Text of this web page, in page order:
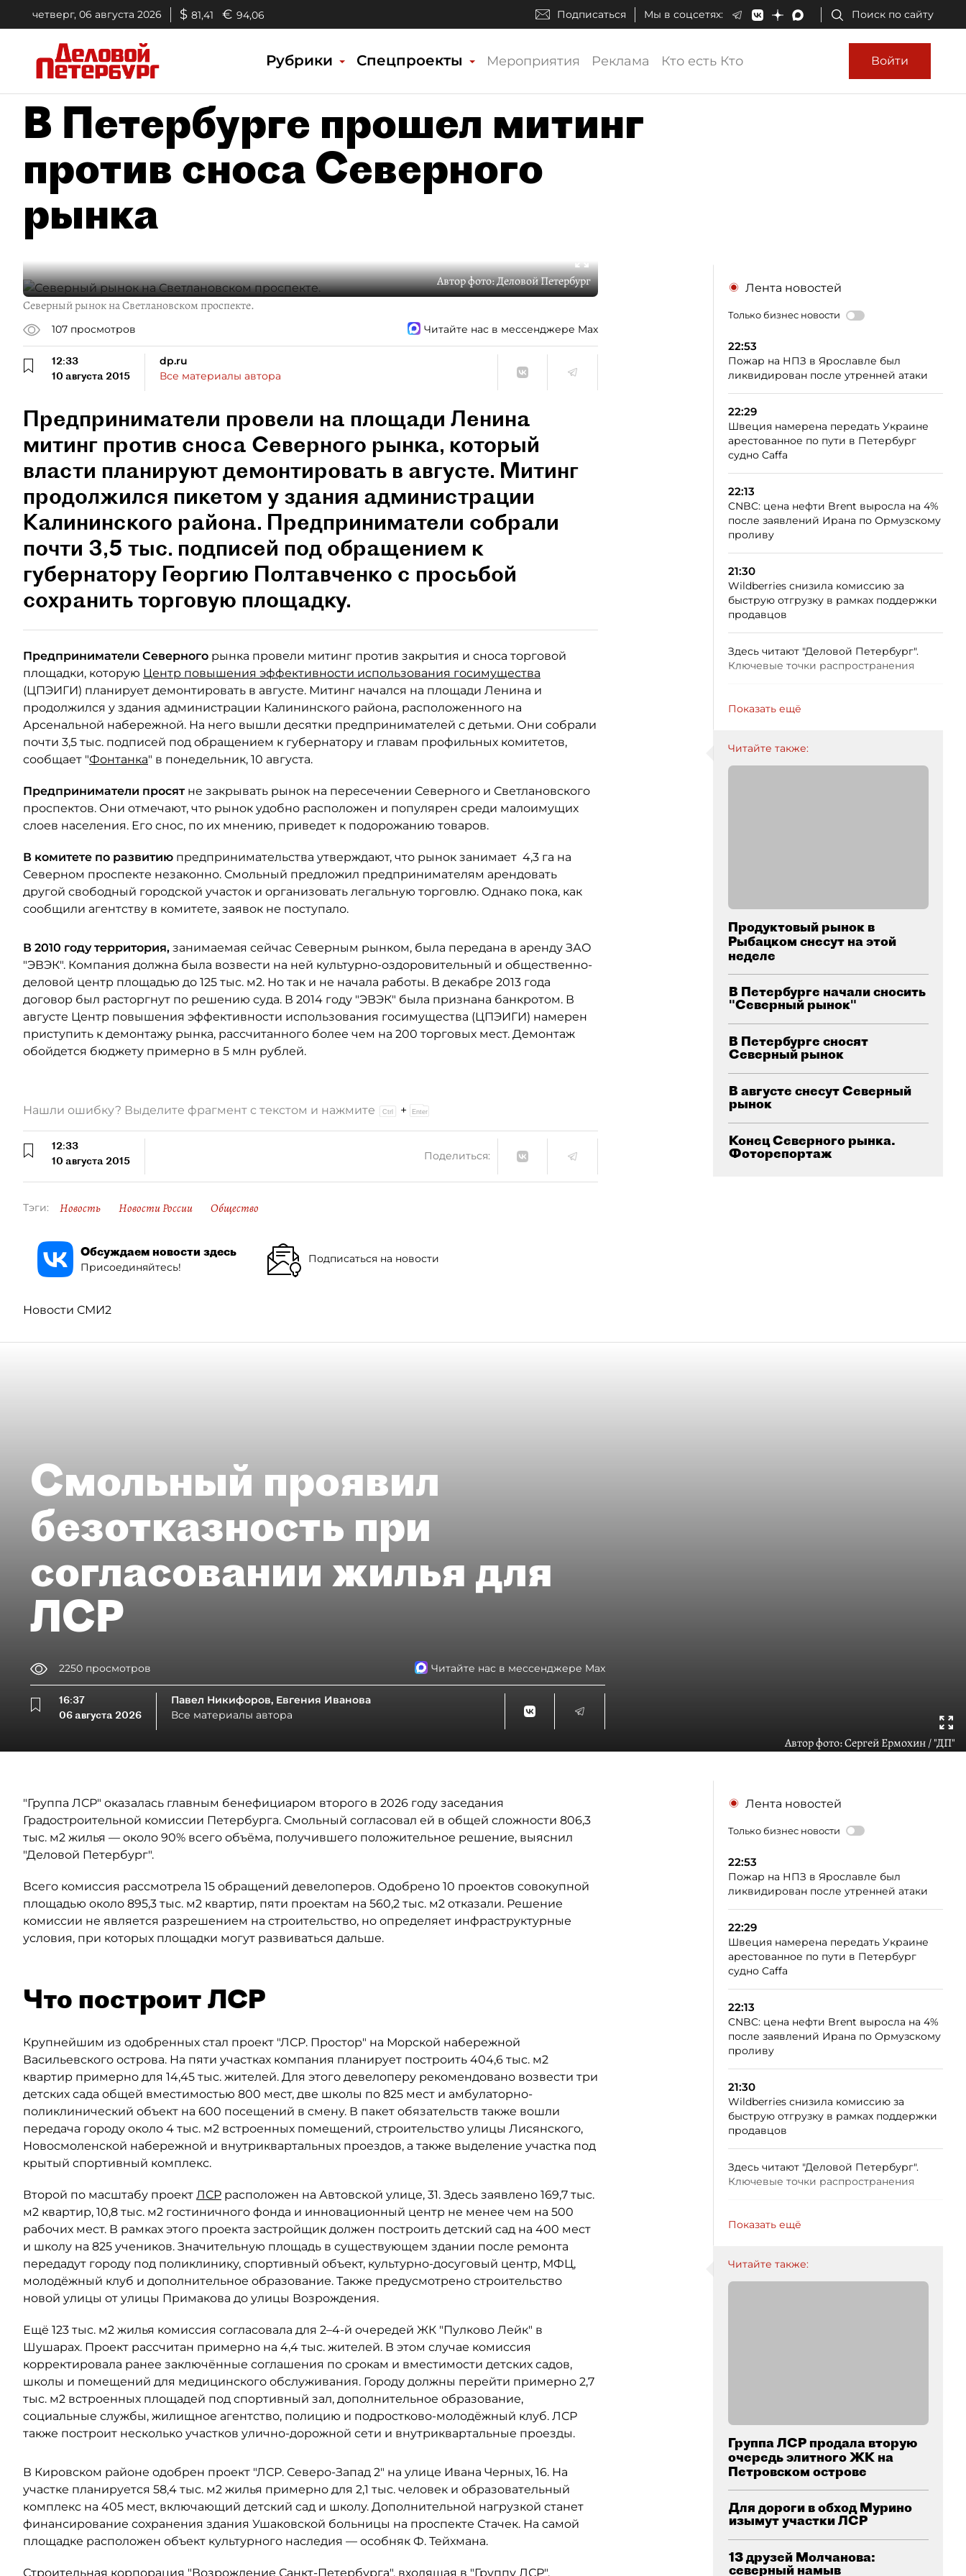
четверг, 06 августа 2026 $ 81,41 € 94,06 Подписаться Мы в соцсетях: Поиск по сайту
Рубрики Спецпроекты Мероприятия Реклама Кто есть Кто Войти
В Петербурге прошел митинг
против сноса Северного
рынка
Автор фото:Деловой Петербург
Северный рынок на Светлановском проспекте.
107 просмотров Читайте нас в мессенджере Max
12:33
10 августа 2015
dp.ru
Все материалы автора
Предприниматели провели на площади Ленина
митинг против сноса Северного рынка, который
власти планируют демонтировать в августе. Митинг
продолжился пикетом у здания администрации
Калининского района. Предприниматели собрали
почти 3,5 тыс. подписей под обращением к
губернатору Георгию Полтавченко с просьбой
сохранить торговую площадку.
Предприниматели Северного рынка провели митинг против закрытия и сноса торговой
площадки, которую Центр повышения эффективности использования госимущества
(ЦПЭИГИ) планирует демонтировать в августе. Митинг начался на площади Ленина и
продолжился у здания администрации Калининского района, расположенного на
Арсенальной набережной. На него вышли десятки предпринимателей с детьми. Они собрали
почти 3,5 тыс. подписей под обращением к губернатору и главам профильных комитетов,
сообщает "Фонтанка" в понедельник, 10 августа.
Предприниматели просятне закрывать рынок на пересечении Северного и Светлановского
проспектов. Они отмечают, что рынок удобно расположен и популярен среди малоимущих
слоев населения. Его снос, по их мнению, приведет к подорожанию товаров.
В комитете по развитию предпринимательства утверждают, что рынок занимает 4,3 га на
Северном проспекте незаконно. Смольный предложил предпринимателям арендовать
другой свободный городской участок и организовать легальную торговлю. Однако пока, как
сообщили агентству в комитете, заявок не поступало.
В 2010 году территория, занимаемая сейчас Северным рынком, была передана в аренду ЗАО
"ЭВЭК". Компания должна была возвести на ней культурно-оздоровительный и общественно-
деловой центр площадью до 125 тыс. м2. Но так и не начала работы. В декабре 2013 года
договор был расторгнут по решению суда. В 2014 году "ЭВЭК" была признана банкротом. В
августе Центр повышения эффективности использования госимущества (ЦПЭИГИ) намерен
приступить к демонтажу рынка, рассчитанного более чем на 200 торговых мест. Демонтаж
обойдется бюджету примерно в 5 млн рублей.
Лента новостей
Только бизнес новости
22:53
Пожар на НПЗ в Ярославле был
ликвидирован после утренней атаки
22:29
Швеция намерена передать Украине
арестованное по пути в Петербург
судно Caffa
22:13
CNBC: цена нефти Brent выросла на 4%
после заявлений Ирана по Ормузскому
проливу
21:30
Wildberries снизила комиссию за
быструю отгрузку в рамках поддержки
продавцов
Здесь читают "Деловой Петербург".
Ключевые точки распространения
Показать ещё
Читайте также:
Продуктовый рынок в
Рыбацком снесут на этой
неделе
В Петербурге начали сносить
"Северный рынок"
В Петербурге сносят
Северный рынок
В августе снесут Северный
рынок
Конец Северного рынка.
Фоторепортаж
Нашли ошибку? Выделите фрагмент с текстом и нажмите +
12:33
10 августа 2015
Поделиться:
Тэги: Новость Новости России Общество
Обсуждаем новости здесь
Присоединяйтесь!
Подписаться на новости
Новости СМИ2
Смольный проявил
безотказность при
согласовании жилья для
ЛСР
2250 просмотров Читайте нас в мессенджере Max
16:37
06 августа 2026
Павел Никифоров, Евгения Иванова
Все материалы автора
Автор фото:Сергей Ермохин / "ДП"
"Группа ЛСР" оказалась главным бенефициаром второго в 2026 году заседания
Градостроительной комиссии Петербурга. Смольный согласовал ей в общей сложности 806,3
тыс. м2 жилья — около 90% всего объёма, получившего положительное решение, выяснил
"Деловой Петербург".
Всего комиссия рассмотрела 15 обращений девелоперов. Одобрено 10 проектов совокупной
площадью около 895,3 тыс. м2 квартир, пяти проектам на 560,2 тыс. м2 отказали. Решение
комиссии не является разрешением на строительство, но определяет инфраструктурные
условия, при которых площадки могут развиваться дальше.
Что построит ЛСР
Крупнейшим из одобренных стал проект "ЛСР. Простор" на Морской набережной
Васильевского острова. На пяти участках компания планирует построить 404,6 тыс. м2
квартир примерно для 14,45 тыс. жителей. Для этого девелоперу рекомендовано возвести три
детских сада общей вместимостью 800 мест, две школы по 825 мест и амбулаторно-
поликлинический объект на 600 посещений в смену. В пакет обязательств также вошли
передача городу около 4 тыс. м2 встроенных помещений, строительство улицы Лисянского,
Новосмоленской набережной и внутриквартальных проездов, а также выделение участка под
крытый спортивный комплекс.
Второй по масштабу проект ЛСР расположен на Автовской улице, 31. Здесь заявлено 169,7 тыс.
м2 квартир, 10,8 тыс. м2 гостиничного фонда и инновационный центр не менее чем на 500
рабочих мест. В рамках этого проекта застройщик должен построить детский сад на 400 мест
и школу на 825 учеников. Значительную площадь в существующем здании после ремонта
передадут городу под поликлинику, спортивный объект, культурно-досуговый центр, МФЦ,
молодёжный клуб и дополнительное образование. Также предусмотрено строительство
новой улицы от улицы Примакова до улицы Возрождения.
Ещё 123 тыс. м2 жилья комиссия согласовала для 2–4-й очередей ЖК "Пулково Лейк" в
Шушарах. Проект рассчитан примерно на 4,4 тыс. жителей. В этом случае комиссия
корректировала ранее заключённые соглашения по срокам и вместимости детских садов,
школы и помещений для медицинского обслуживания. Городу должны перейти примерно 2,7
тыс. м2 встроенных площадей под спортивный зал, дополнительное образование,
социальные службы, жилищное агентство, полицию и подростково-молодёжный клуб. ЛСР
также построит несколько участков улично-дорожной сети и внутриквартальные проезды.
В Кировском районе одобрен проект "ЛСР. Северо-Запад 2" на улице Ивана Черных, 16. На
участке планируется 58,4 тыс. м2 жилья примерно для 2,1 тыс. человек и образовательный
комплекс на 405 мест, включающий детский сад и школу. Дополнительной нагрузкой станет
финансирование сохранения здания Ушаковской больницы на проспекте Стачек. На самой
площадке расположен объект культурного наследия — особняк Ф. Тейхмана.
Строительная корпорация "Возрождение Санкт-Петербурга", входящая в "Группу ЛСР",
Лента новостей
Только бизнес новости
22:53
Пожар на НПЗ в Ярославле был
ликвидирован после утренней атаки
22:29
Швеция намерена передать Украине
арестованное по пути в Петербург
судно Caffa
22:13
CNBC: цена нефти Brent выросла на 4%
после заявлений Ирана по Ормузскому
проливу
21:30
Wildberries снизила комиссию за
быструю отгрузку в рамках поддержки
продавцов
Здесь читают "Деловой Петербург".
Ключевые точки распространения
Показать ещё
Читайте также:
Группа ЛСР продала вторую
очередь элитного ЖК на
Петровском острове
Для дороги в обход Мурино
изымут участки ЛСР
13 друзей Молчанова:
северный намыв